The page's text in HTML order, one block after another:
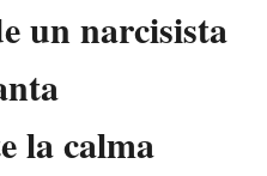
un narcisista
la calma